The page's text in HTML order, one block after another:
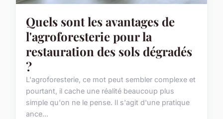
Quels sont les avantages de
l'agroforesterie pour la
restauration des sols dégradés
?
L'agroforesterie, ce mot peut sembler complexe et
pourtant, il cache une réalité beaucoup plus
simple qu'on ne le pense. Il s'agit d'une pratique
ance...